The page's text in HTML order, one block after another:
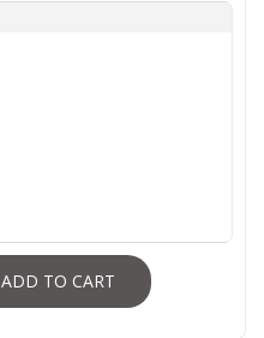
ADD TO CART